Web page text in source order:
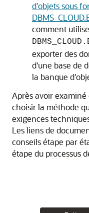
d'objets sous
comment
exporter des
d'une base de
la banque
Après avoir examiné
choisir la méthode
exigences
Les liens de
conseils étape par
étape du processus